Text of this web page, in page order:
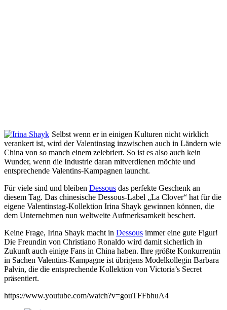
Selbst wenn er in einigen Kulturen nicht wirklich
verankert ist, wird der Valentinstag inzwischen auch in Ländern wie
China von so manch einem zelebriert. So ist es also auch kein
Wunder, wenn die Industrie daran mitverdienen möchte und
entsprechende Valentins-Kampagnen launcht.
Für viele sind und bleiben Dessous das perfekte Geschenk an
diesem Tag. Das chinesische Dessous-Label „La Clover“ hat für die
eigene Valentinstag-Kollektion Irina Shayk gewinnen können, die
dem Unternehmen nun weltweite Aufmerksamkeit beschert.
Keine Frage, Irina Shayk macht in Dessous immer eine gute Figur!
Die Freundin von Christiano Ronaldo wird damit sicherlich in
Zukunft auch einige Fans in China haben. Ihre größte Konkurrentin
in Sachen Valentins-Kampagne ist übrigens Modelkollegin Barbara
Palvin, die die entsprechende Kollektion von Victoria’s Secret
präsentiert.
https://www.youtube.com/watch?v=gouTFFbhuA4